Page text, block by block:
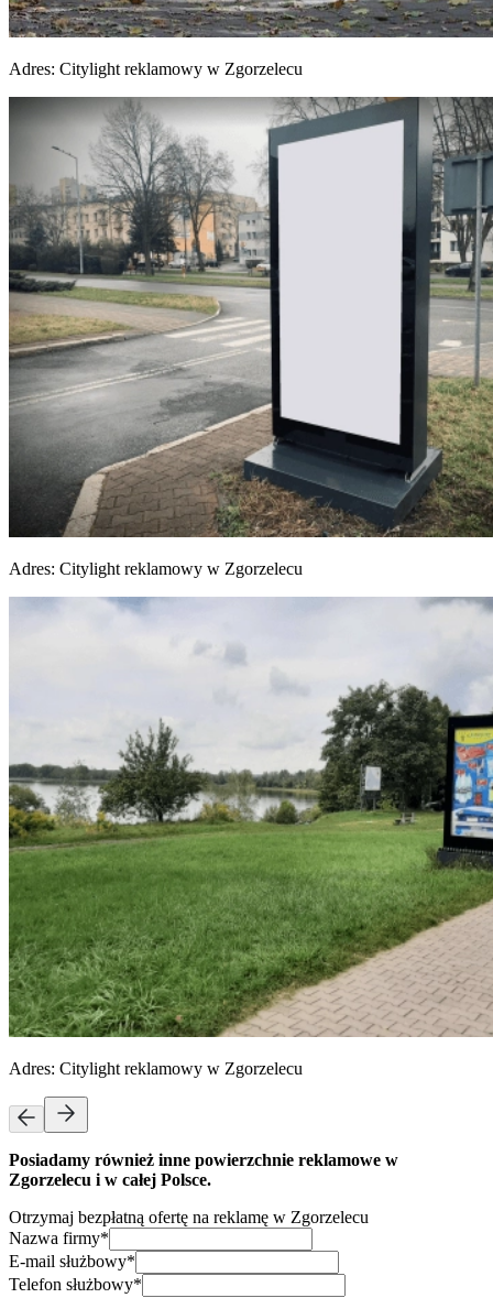
Adres: Citylight reklamowy w Zgorzelecu
Adres: Citylight reklamowy w Zgorzelecu
Adres: Citylight reklamowy w Zgorzelecu
Posiadamy również inne powierzchnie reklamowe w
Zgorzelecu i w całej Polsce.
Otrzymaj bezpłatną ofertę na reklamę w Zgorzelecu
Nazwa firmy*
E-mail służbowy*
Telefon służbowy*